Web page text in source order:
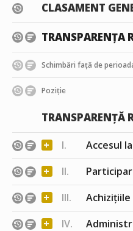
CLASAMENT
TRANSPARENȚA
Schimbări față de
Poziție
TRANSPARENȚĂ
+
I. Accesul
+ II.
+ III.
+ IV.